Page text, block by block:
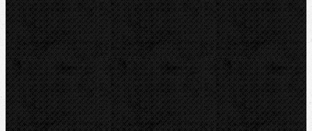
Svářečky plastů
Nůžky
Řezáky a kolečka